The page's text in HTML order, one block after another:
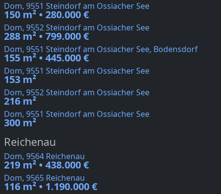
Dom, 9551 Steindorf am Ossiacher See
150 m² • 280.000 €
Dom, 9552 Steindorf am Ossiacher See
288 m² • 799.000 €
Dom, 9551 Steindorf am Ossiacher See, Bodensdorf
155 m² • 445.000 €
Dom, 9551 Steindorf am Ossiacher See
153 m²
Dom, 9552 Steindorf am Ossiacher See
216 m²
Dom, 9551 Steindorf am Ossiacher See
300 m²
Reichenau
Dom, 9564 Reichenau
219 m² • 438.000 €
Dom, 9565 Reichenau
116 m² • 1.190.000 €